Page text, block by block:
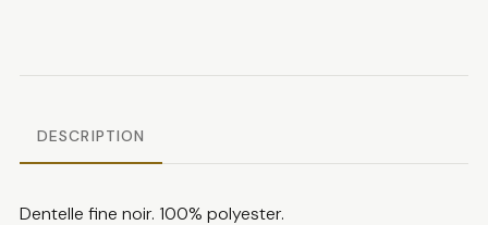
DESCRIPTION
Dentelle fine noir. 100% polyester.